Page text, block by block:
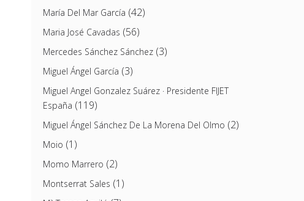
María Del Mar García (42)
Maria José Cavadas (56)
Mercedes Sánchez Sánchez(3)
Miguel Ángel García (3)
Miguel Angel Gonzalez Suárez · Presidente FIJET
España (119)
Miguel Ángel Sánchez De La Morena Del Olmo (2)
Moio (1)
Momo Marrero (2)
Montserrat Sales (1)